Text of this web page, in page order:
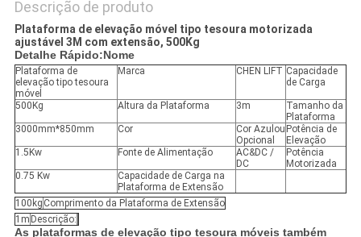
Descrição de produto
Plataforma de elevação móvel tipo tesoura motorizada
ajustável 3M com extensão, 500Kg
Detalhe Rápido:Nome
Plataforma de
elevação tipo tesoura
móvel
Marca CHEN LIFT Capacidade
de Carga
500Kg Altura da Plataforma 3m
Tamanho da
Plataforma
3000mm*850mm
Cor
Cor Azulou
Opcional
Potência de
Elevação
1.5Kw
Fonte de Alimentação
AC&DC /
DC
Potência
Motorizada
0.75 Kw
Capacidade de Carga na
Plataforma de Extensão
100kg Comprimento da Plataforma de Extensão
1m Descrição:
As plataformas de elevação tipo tesoura móveis também